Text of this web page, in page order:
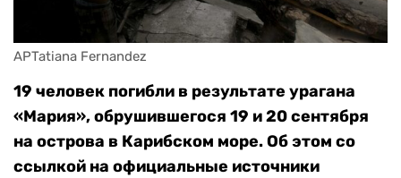
APTatiana Fernandez
19 человек погибли в результате урагана
«Мария», обрушившегося 19 и 20 сентября
на острова в Карибском море. Об этом со
ссылкой на официальные источники